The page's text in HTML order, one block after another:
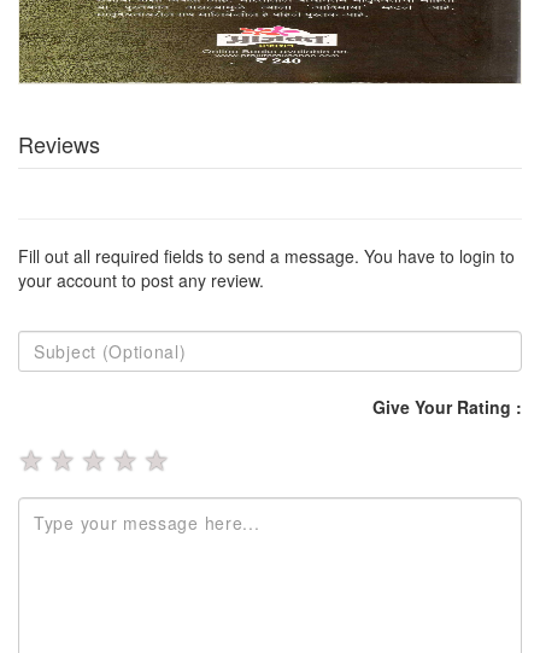
Reviews
Fill out all required fields to send a message. You have to login to
your account to post any review.
Give Your Rating :
★ ★ ★ ★ ★